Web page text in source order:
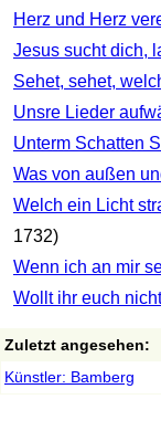
Herz und Herz
Jesus sucht dich,
Sehet, sehet,
Unsre Lieder
Unterm Schatten
Was von außen
Welch ein Licht
1732)
Wenn ich an mir
Wollt ihr euch
Zuletzt angesehen:
Künstler: Bamberg